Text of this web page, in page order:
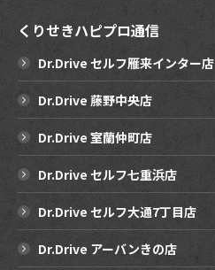
くりせきハピプロ通信
Dr.Drive セルフ雁来インター店
Dr.Drive 藤野中央店
Dr.Drive 室蘭仲町店
Dr.Drive セルフ七重浜店
Dr.Drive セルフ大通7丁目店
Dr.Drive アーバンきの店